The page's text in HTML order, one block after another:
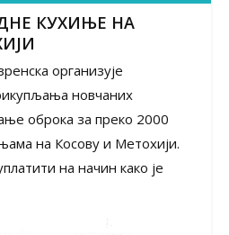
КУХИЊЕ НА
организује
новчаних
оброка за преко 2000
на Косову и Метохији.
на начин како је